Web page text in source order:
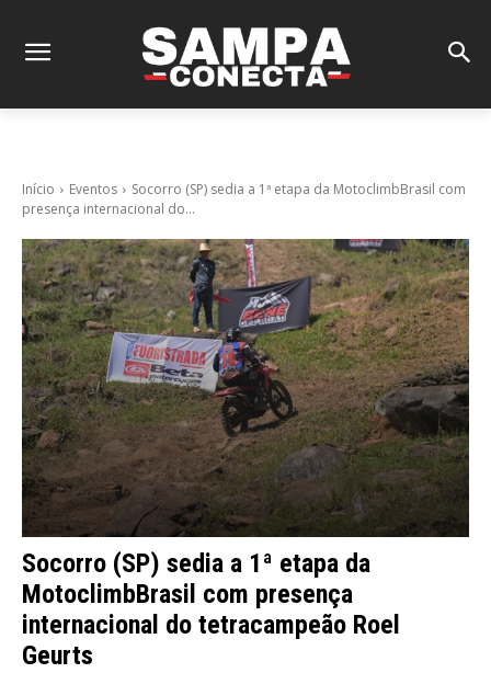
Início Eventos
Socorro (SP) sedia a 1ª etapa da MotoclimbBrasil com
presença internacional do...
Socorro (SP) sedia a 1ª etapa da
MotoclimbBrasil com presença
internacional do tetracampeão Roel
Geurts